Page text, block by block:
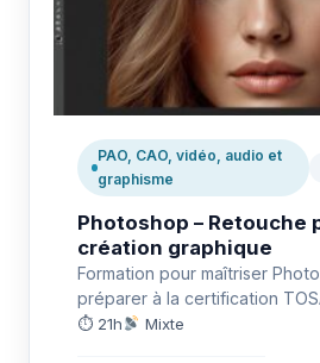
PAO, CAO, vidéo, audio et
graphisme
Photoshop – Retouche
création graphique
Formation pour maîtriser
préparer à la certification
⏱ 21h Mixte